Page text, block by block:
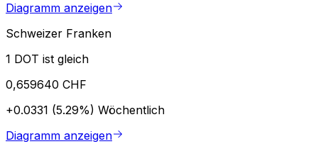
Diagramm anzeigen
Schweizer Franken
1 DOT ist gleich
0,659640 CHF
+0.0331 (5.29%) Wöchentlich
Diagramm anzeigen